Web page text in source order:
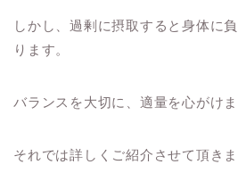
しかし、過剰に摂取すると身体に
ります。
バランスを大切に、適量を心がけま
それでは詳しくご紹介させて頂きま